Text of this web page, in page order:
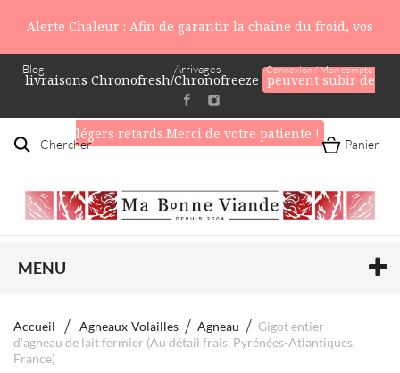
Alerte Chaleur : Afin de garantir la chaîne du froid, vos
livraisons Chronofresh/Chronofreeze peuvent subir de
légers retards.Merci de votre patiente !
Blog Connexion / Mon compte
Arrivages
Chercher Panier
MENU
Accueil Agneaux-Volailles Agneau
Gigot entier
d'agneau de lait fermier (Au détail frais, Pyrénées-Atlantiques,
France)